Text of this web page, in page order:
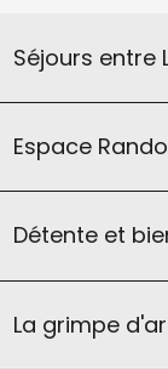
Séjours entre
Espace
Détente et
La grimpe